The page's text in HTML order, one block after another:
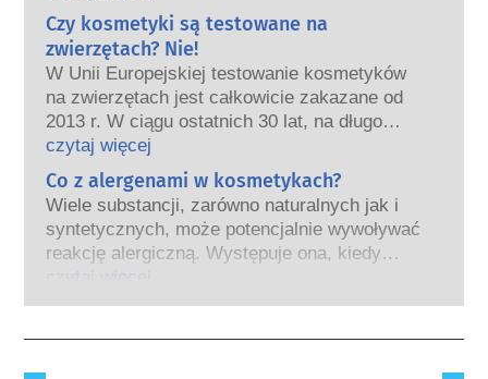
niektóre właściwości naszych hormonów.
Tylko dlatego, że coś może naśladować
hormon, nie oznacza to, że zakłóci
prawidłowe funkcjonowanie układu
hormonalnego.
Wiele substancji, w tym te naturalne,
naśladuje hormony. Bardzo niewiele
substancji jednak, a są to głównie leki o
silnym działaniu, ma potwierdzone działanie
powodujące zaburzenia układu hormonalnego.
Rygorystyczne oceny bezpieczeństwa
produktów przeprowadzane przez
Czy kosmetyki są testowane na
zwierzętach? Nie!
W Unii Europejskiej testowanie kosmetyków
na zwierzętach jest całkowicie zakazane od
2013 r. W ciągu ostatnich 30 lat, na długo
przed wprowadzeniem zakazu, przemysł
kosmetyczny inwestował w badania i rozwój,
tak aby stworzyć pionierskie alternatywy dla
testowania na zwierzętach w celu oceny
bezpieczeństwa składników i produktów
kosmetycznych.
czytaj więcej
Co z alergenami w kosmetykach?
Wiele substancji, zarówno naturalnych jak i
syntetycznych, może potencjalnie wywoływać
reakcję alergiczną. Występuje ona, kiedy
układ odpornościowy danej osoby zareaguje
czytaj więcej